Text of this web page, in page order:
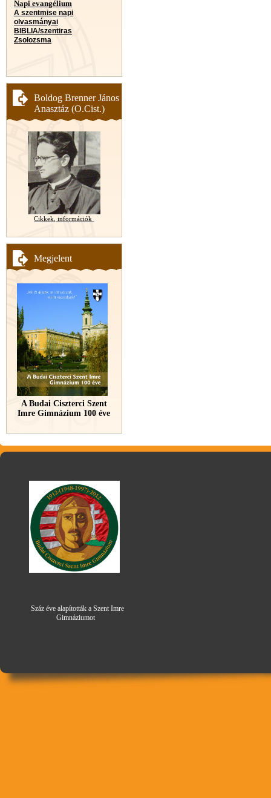
Napi evangélium
A szentmise napi
olvasmányai
BIBLIA/szentiras
Zsolozsma
Boldog Brenner János
Anasztáz (O.Cist.)
Cikkek, információk
Megjelent
A Budai Ciszterci Szent
Imre Gimnázium 100 éve
Száz éve alapították a Szent Imre
Gimnáziumot